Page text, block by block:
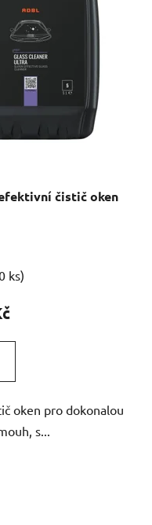
čistič oken
ks)
oken pro dokonalou
s...